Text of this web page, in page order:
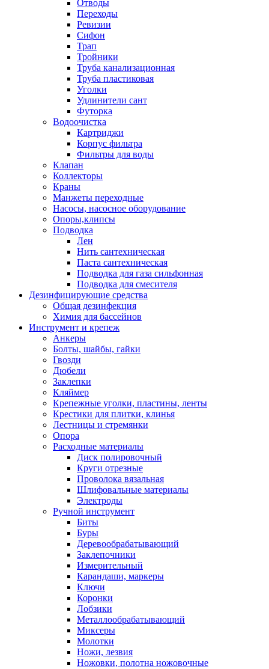
Отводы
Переходы
Ревизии
Сифон
Трап
Тройники
Труба канализационная
Труба пластиковая
Уголки
Удлинители сант
Футорка
Водоочистка
Картриджи
Корпус фильтра
Фильтры для воды
Клапан
Коллекторы
Краны
Манжеты переходные
Насосы, насосное оборудование
Опоры,клипсы
Подводка
Лен
Нить сантехническая
Паста сантехническая
Подводка для газа сильфонная
Подводка для смесителя
Дезинфицирующие средства
Общая дезинфекция
Химия для бассейнов
Инструмент и крепеж
Анкеры
Болты, шайбы, гайки
Гвозди
Дюбели
Заклепки
Кляймер
Крепежные уголки, пластины, ленты
Крестики для плитки, клинья
Лестницы и стремянки
Опора
Расходные материалы
Диск полировочный
Круги отрезные
Проволока вязальная
Шлифовальные материалы
Электроды
Ручной инструмент
Биты
Буры
Деревообрабатывающий
Заклепочники
Измерительный
Карандаши, маркеры
Ключи
Коронки
Лобзики
Металлообрабатывающий
Миксеры
Молотки
Ножи, лезвия
Ножовки, полотна ножовочные